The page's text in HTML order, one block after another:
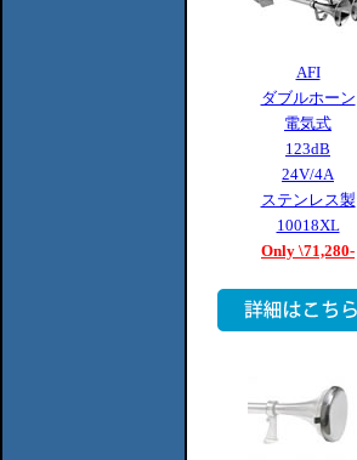
AFI
ダブルホーン
電気式
123dB
24V/4A
ステンレス製
10018XL
Only \71,280-